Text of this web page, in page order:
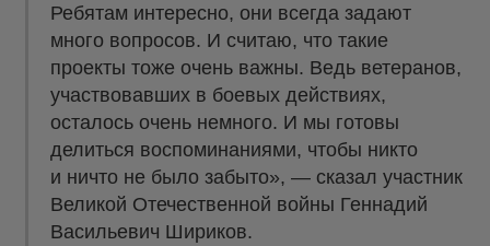
Ребятам интересно, они всегда задают
много вопросов. И считаю, что такие
проекты тоже очень важны. Ведь ветеранов,
участвовавших в боевых действиях,
осталось очень немного. И мы готовы
делиться воспоминаниями, чтобы никто
и ничто не было забыто», — сказал участник
Великой Отечественной войны Геннадий
Васильевич Шириков.